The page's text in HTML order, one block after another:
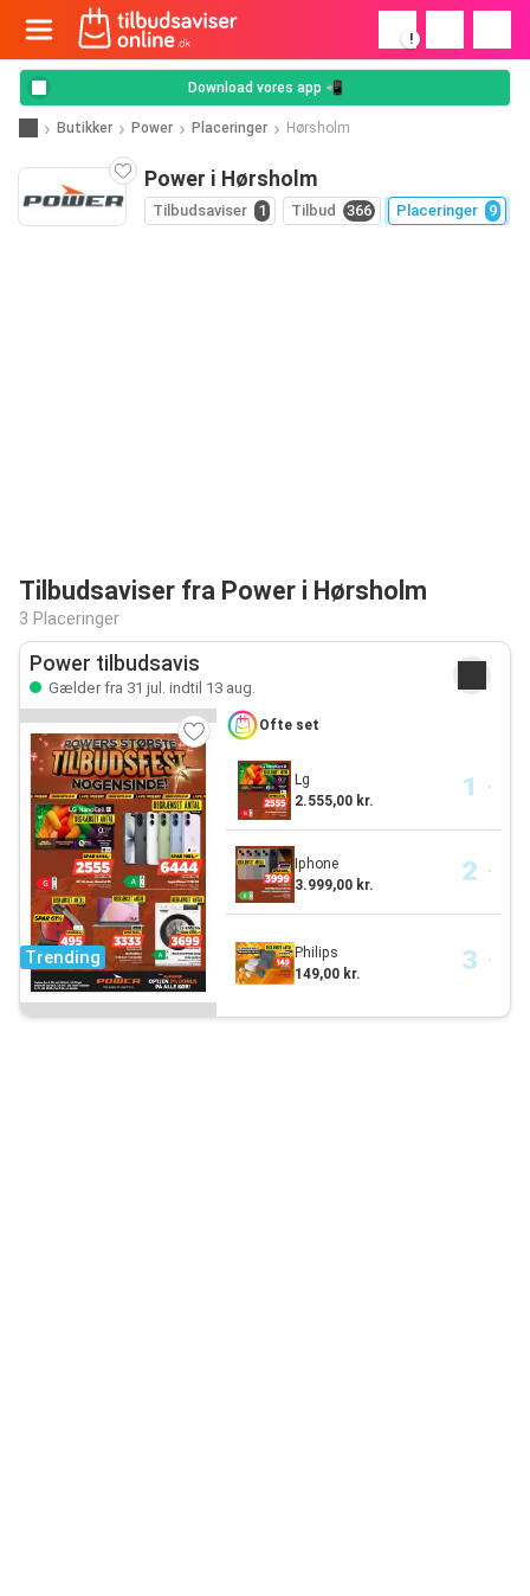
!
Download vores app 📲
Butikker Power Placeringer Hørsholm
Power i Hørsholm
Tilbudsaviser 1 Tilbud 366 Placeringer 9
Tilbudsaviser fra Power i Hørsholm
3 Placeringer
Power tilbudsavis
Gælder fra 31 jul. indtil 13 aug.
Trending
Ofte set
Lg
2.555,00 kr.
Iphone
3.999,00 kr.
Philips
149,00 kr.